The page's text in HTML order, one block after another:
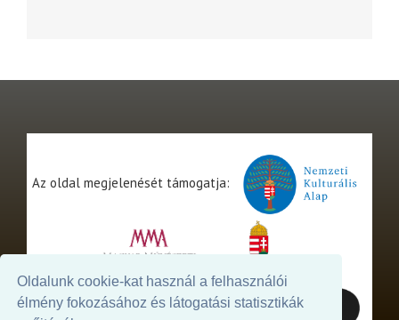
Oldalunk cookie-kat használ a felhasználói
élmény fokozásához és látogatási statisztikák
Az oldal megjelenését támogatja: